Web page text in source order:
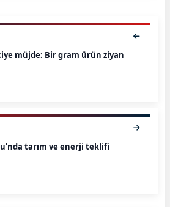
müjde: Bir gram ürün ziyan
tarım ve enerji teklifi